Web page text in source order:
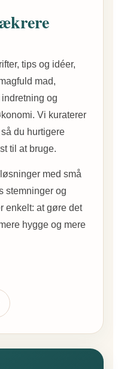
tips og idéer,
mad,
og
Vi kuraterer
du hurtigere
til at bruge.
med små
stemninger og
enkelt: at gøre det
hygge og mere